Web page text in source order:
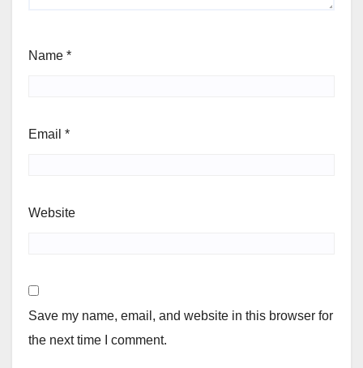
Name *
Email *
Website
Save my name, email, and website in this browser for
the next time I comment.